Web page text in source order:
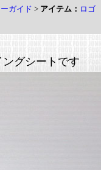
ガイド > アイテム： ロゴ
グシートです